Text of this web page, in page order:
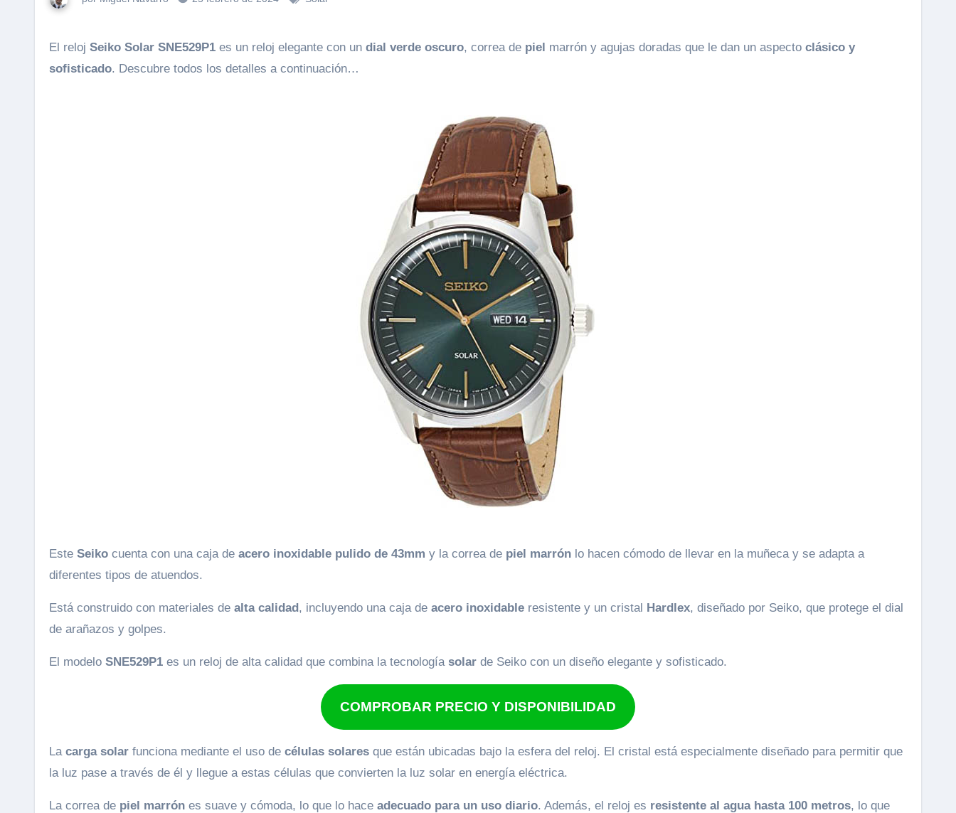
El reloj Seiko Solar SNE529P1 es un reloj elegante con un dial verde oscuro, correa de piel marrón y agujas doradas que le dan un aspecto clásico y
sofisticado. Descubre todos los detalles a continuación…
Este Seiko cuenta con una caja de acero inoxidable pulido de 43mm y la correa de piel marrón lo hacen cómodo de llevar en la muñeca y se adapta a
diferentes tipos de atuendos.
Está construido con materiales de alta calidad, incluyendo una caja de acero inoxidable resistente y un cristal Hardlex, diseñado por Seiko, que protege el dial
de arañazos y golpes.
El modelo SNE529P1 es un reloj de alta calidad que combina la tecnología solar de Seiko con un diseño elegante y sofisticado.
COMPROBAR PRECIO Y DISPONIBILIDAD
La carga solar funciona mediante el uso de células solares que están ubicadas bajo la esfera del reloj. El cristal está especialmente diseñado para permitir que
la luz pase a través de él y llegue a estas células que convierten la luz solar en energía eléctrica.
La correa de piel marrón es suave y cómoda, lo que lo hace adecuado para un uso diario. Además, el reloj es resistente al agua hasta 100 metros, lo que